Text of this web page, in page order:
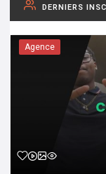
DERNIERS
Agence